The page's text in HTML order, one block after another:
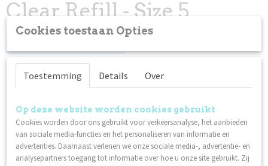
Clear Refill - Size 5
Op voorraad
Omschrijving
Full size design tips in amandelvorm. Ontwikkeld voor ons
nieuwe systeem Tip & Design. Navulzak 50st / maat.
Cookies toestaan Opties
Toestemming Details Over
Op deze website worden cookies gebruikt
Cookies worden door ons gebruikt voor verkeersanalyse, het aanbieden
van sociale media-functies en het personaliseren van informatie en
advertenties. Daarnaast verlenen we onze sociale media-, advertentie- en
analysepartners toegang tot informatie over hoe u onze site gebruikt. Zij